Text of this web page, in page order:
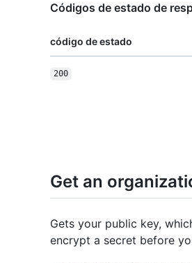
Códigos de estado de
código de estado
200
Get an
Gets your public key,
encrypt a secret before